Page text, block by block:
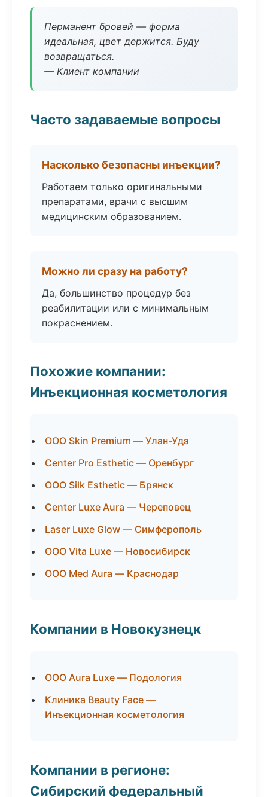
Перманент бровей — форма
идеальная, цвет держится. Буду
возвращаться.
— Клиент компании
Часто задаваемые вопросы
Насколько безопасны инъекции?
Работаем только оригинальными
препаратами, врачи с высшим
медицинским образованием.
Можно ли сразу на работу?
Да, большинство процедур без
реабилитации или с минимальным
покраснением.
Похожие компании:
Инъекционная косметология
ООО Skin Premium — Улан-Удэ
Center Pro Esthetic — Оренбург
ООО Silk Esthetic — Брянск
Center Luxe Aura — Череповец
Laser Luxe Glow — Симферополь
ООО Vita Luxe — Новосибирск
ООО Med Aura — Краснодар
Компании в Новокузнецк
ООО Aura Luxe — Подология
Клиника Beauty Face —
Инъекционная косметология
Компании в регионе:
Сибирский федеральный